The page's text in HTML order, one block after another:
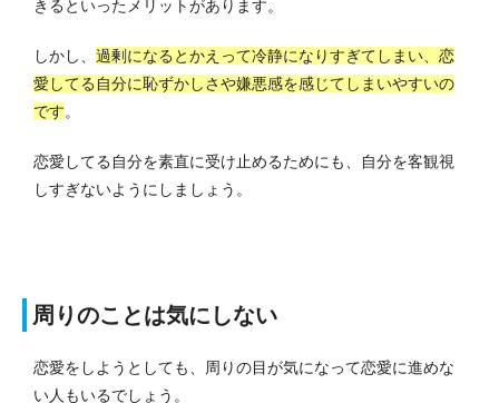
きるといったメリットがあります。
しかし、 過剰になるとかえって冷静になりすぎてしまい、恋
愛してる自分に恥ずかしさや嫌悪感を感じてしまいやすいの
です。
恋愛してる自分を素直に受け止めるためにも、自分を客観視
しすぎないようにしましょう。
周りのことは気にしない
恋愛をしようとしても、周りの目が気になって恋愛に進めな
い人もいるでしょう。